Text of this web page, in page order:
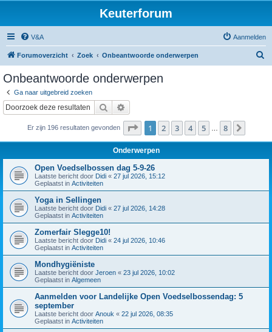
Keuterforum
V&A Aanmelden
Forumoverzicht Zoek Onbeantwoorde onderwerpen
Onbeantwoorde onderwerpen
Ga naar uitgebreid zoeken
Zoek
Er zijn 196 resultaten gevonden Pagina van 8
1 2 3 4 5 8
Onderwerpen
Open Voedselbossen dag 5-9-26
Laatste bericht door Didi « 27 jul 2026, 15:12
Geplaatst in Activiteiten
Yoga in Sellingen
Laatste bericht door Didi « 27 jul 2026, 14:28
Geplaatst in Activiteiten
Zomerfair Slegge10!
Laatste bericht door Didi « 24 jul 2026, 10:46
Geplaatst in Activiteiten
Mondhygiëniste
Laatste bericht door Jeroen « 23 jul 2026, 10:02
Geplaatst in Algemeen
Aanmelden voor Landelijke Open Voedselbossendag: 5
september
Laatste bericht door Anouk « 22 jul 2026, 08:35
Geplaatst in Activiteiten